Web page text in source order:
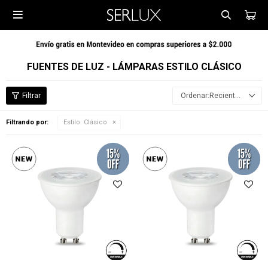

FUENTES DE LUZ - LÁMPARAS ESTILO CLÁSICO
Recientes
Filtrando por: Estilo: Clásico